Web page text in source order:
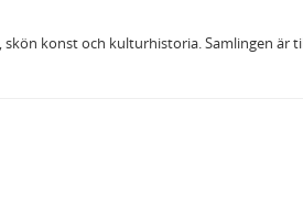
konst och kulturhistoria. Samlingen är